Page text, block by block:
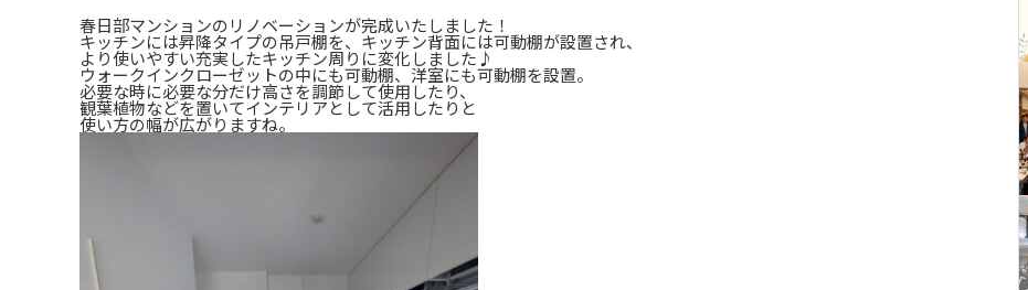
春日部マンションのリノベーションが完成いたしました！
キッチンには昇降タイプの吊戸棚を、キッチン背面には可動棚が設置され、
より使いやすい充実したキッチン周りに変化しました♪
ウォークインクローゼットの中にも可動棚、洋室にも可動棚を設置。
必要な時に必要な分だけ高さを調節して使用したり、
観葉植物などを置いてインテリアとして活用したりと
使い方の幅が広がりますね。